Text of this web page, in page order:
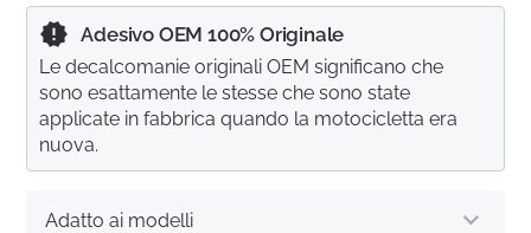
Adatto ai modelli
Adesivo OEM 100% Originale
Le decalcomanie originali OEM significano che
sono esattamente le stesse che sono state
applicate in fabbrica quando la motocicletta era
nuova.